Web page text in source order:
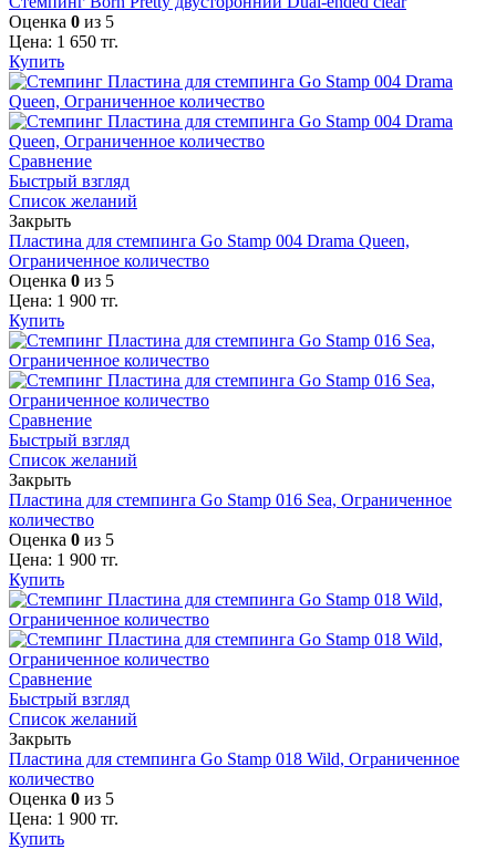
Оценка 0 из 5
Цена: 1 650 тг.
Купить
Сравнение
Быстрый взгляд
Список желаний
Закрыть
Пластина для стемпинга Go Stamp 004 Drama Queen,
Ограниченное количество
Оценка 0 из 5
Цена: 1 900 тг.
Купить
Сравнение
Быстрый взгляд
Список желаний
Закрыть
Пластина для стемпинга Go Stamp 016 Sea, Ограниченное
количество
Оценка 0 из 5
Цена: 1 900 тг.
Купить
Сравнение
Быстрый взгляд
Список желаний
Закрыть
Пластина для стемпинга Go Stamp 018 Wild, Ограниченное
количество
Оценка 0 из 5
Цена: 1 900 тг.
Купить